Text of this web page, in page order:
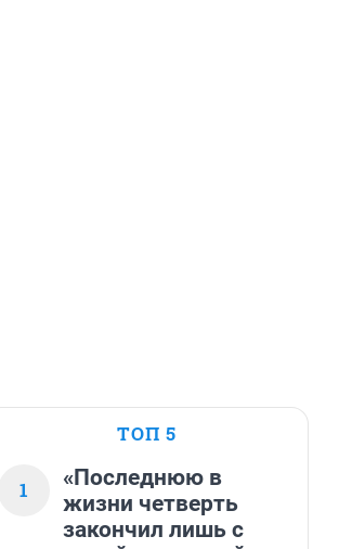
ТОП 5
1
«Последнюю в
жизни четверть
закончил лишь с